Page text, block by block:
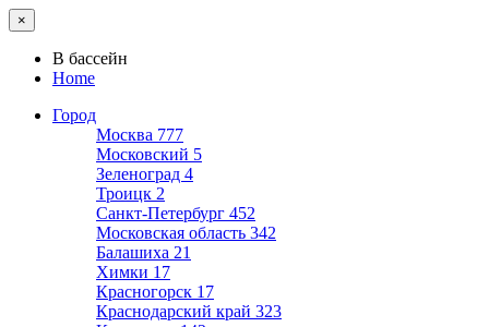
×
В бассейн
Home
Город
Москва 777
Московский 5
Зеленоград 4
Троицк 2
Санкт-Петербург 452
Московская область 342
Балашиха 21
Химки 17
Красногорск 17
Краснодарский край 323